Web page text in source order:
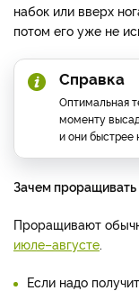
набок или вверх
потом его уже не
Справка
Оптимальная
моменту
и они быстрее
Зачем
Проращивают
июле–августе
Если надо